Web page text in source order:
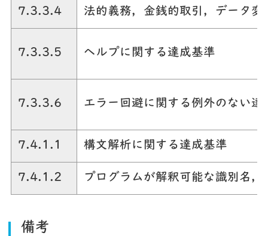
7.3.3.4 法的義務，金銭的取引，データ
7.3.3.5 ヘルプに関する達成基準
7.3.3.6 エラー回避に関する例外のない達
7.4.1.1 構文解析に関する達成基準
7.4.1.2 プログラムが解釈可能な識別名
備考